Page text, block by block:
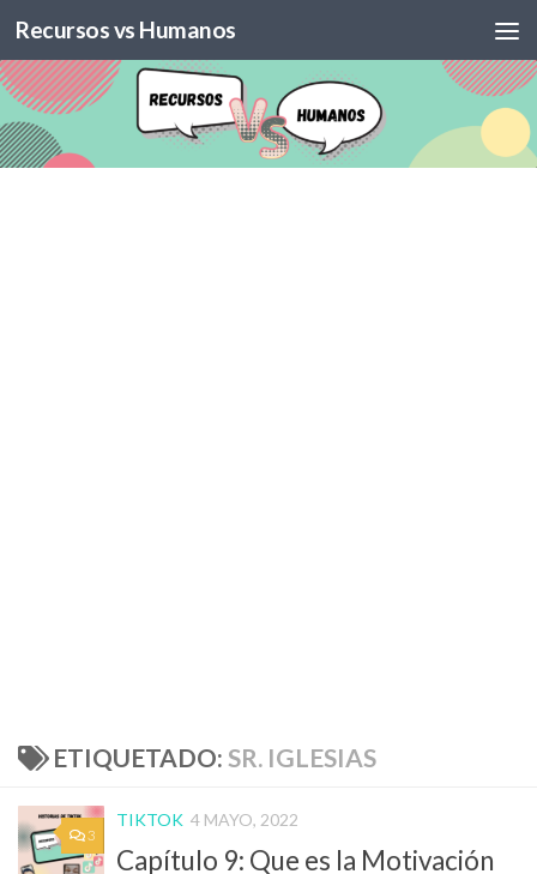
Skip to content
Recursos vs Humanos
ETIQUETADO: SR. IGLESIAS
3
TIKTOK 4 MAYO, 2022
Capítulo 9: Que es la Motivación